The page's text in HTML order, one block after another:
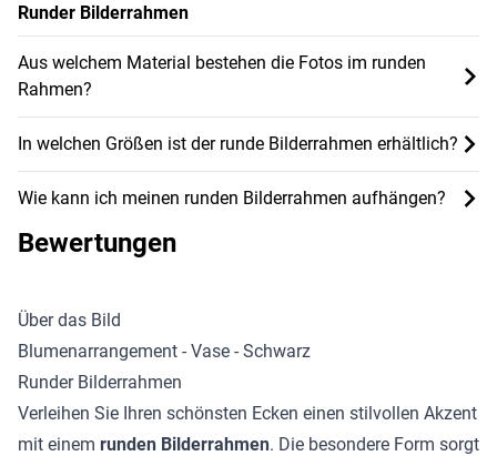
Runder Bilderrahmen
Aus welchem Material bestehen die Fotos im runden
Rahmen?
In welchen Größen ist der runde Bilderrahmen erhältlich?
Wie kann ich meinen runden Bilderrahmen aufhängen?
Bewertungen
Über das Bild
Blumenarrangement - Vase - Schwarz
Runder Bilderrahmen
Verleihen Sie Ihren schönsten Ecken einen stilvollen Akzent
mit einem runden Bilderrahmen. Die besondere Form sorgt